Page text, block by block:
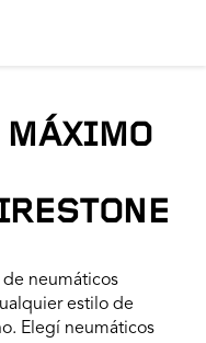
MÁXIMO
de neumáticos
estilo de
Elegí neumáticos